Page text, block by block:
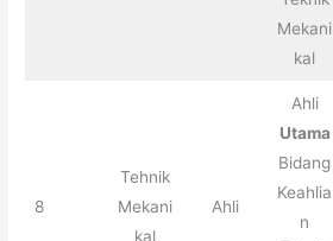
Mekani
kal
8
Tehnik
Mekani
kal
Ahli
Ahli
Utama
Bidang
Keahlia
n